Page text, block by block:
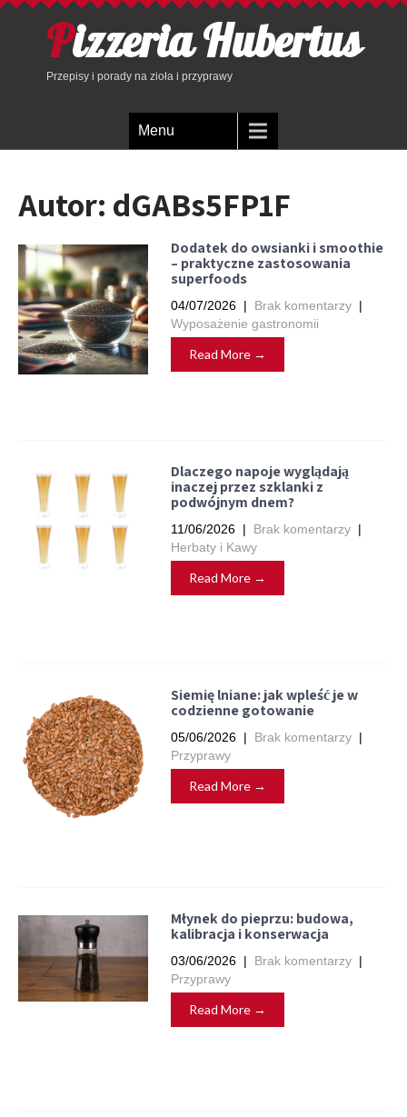
Pizzeria Hubertus
Przepisy i porady na zioła i przyprawy
Menu
Autor: dGABs5FP1F
Dodatek do owsianki i smoothie
– praktyczne zastosowania
superfoods
04/07/2026 | Brak komentarzy |
Wyposażenie gastronomii
Read More →
Dlaczego napoje wyglądają
inaczej przez szklanki z
podwójnym dnem?
11/06/2026 | Brak komentarzy |
Herbaty i Kawy
Read More →
Siemię lniane: jak wpleść je w
codzienne gotowanie
05/06/2026 | Brak komentarzy |
Przyprawy
Read More →
Młynek do pieprzu: budowa,
kalibracja i konserwacja
03/06/2026 | Brak komentarzy |
Przyprawy
Read More →